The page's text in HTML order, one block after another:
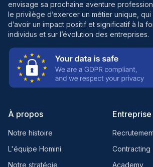
envisage sa prochaine aventure
le privilège d’exercer un métier unique,
d’avoir un impact positif et significatif à la
individus et sur l’évolution des entreprises.
À propos
Notre histoire
L'équipe Homini
Notre stratégie
Entreprise
Contracting
Academy